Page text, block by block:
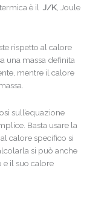
è il J/K , Joule
rispetto al calore
una massa definita
mentre il calore
sull’equazione
Basta usare la
calore specifico si
si può anche
e il suo calore